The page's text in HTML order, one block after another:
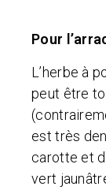
Pour
L’herbe à
peut être
est très
carotte et
vert